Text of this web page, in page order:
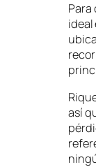
Para
ideal
así